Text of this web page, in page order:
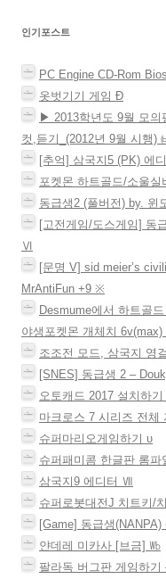
이
션
인기포스트
PC Engine CD-Rom
옷벗기기 게임 Ð
▶ 2013학년도 9월 모의
컷,듣기_(2012년 9월 시행)
[추억] 삼국지5 (PK) 에
포켓몬 하트골드/소울
동급생2 (풀버전) by. 윈
[고전게임/도스게임] 동
Ⅵ
[문명 V] sid meier’s
MrAntiFun +9 ※
Desmume에서 하트골
야생포켓몬 개체치
조조전 모드, 삼국지 영
[SNES] 동급생 2 –
오토캐드 2017 설치하
마크로스 7 시리즈 전체
슈퍼마리오게임하기 υ
슈퍼패미콤 한글판 롬
삼국지9 에디터 Ⅶ
슈퍼로봇대전J 치트키/
[Game] 동급생(NANPA)
얀데레 미카사 [브금] ㏝
팔라독 버그판 게임하기